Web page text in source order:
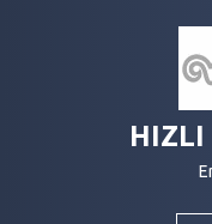
HIZLI